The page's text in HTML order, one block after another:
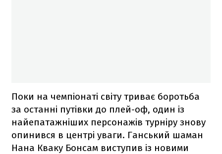
Поки на чемпіонаті світу триває боротьба
за останні путівки до плей-оф, один із
найепатажніших персонажів турніру знову
опинився в центрі уваги. Ганський шаман
Нана Кваку Бонсам виступив із новими